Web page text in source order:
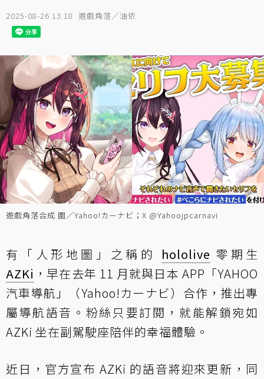
2025-08-26 13:18 遊戲角落／油依
遊戲角落合成 圖／Yahoo!カーナビ；X @Yahoojpcarnavi
有「人形地圖」之稱的 hololive 零期生
AZKi ，早在去年 11 月就與日本 APP「YAHOO
汽車導航」（Yahoo!カーナビ）合作，推出專
屬導航語音。粉絲只要訂閱，就能解鎖宛如
AZKi 坐在副駕駛座陪伴的幸福體驗。
近日，官方宣布 AZKi 的語音將迎來更新，同